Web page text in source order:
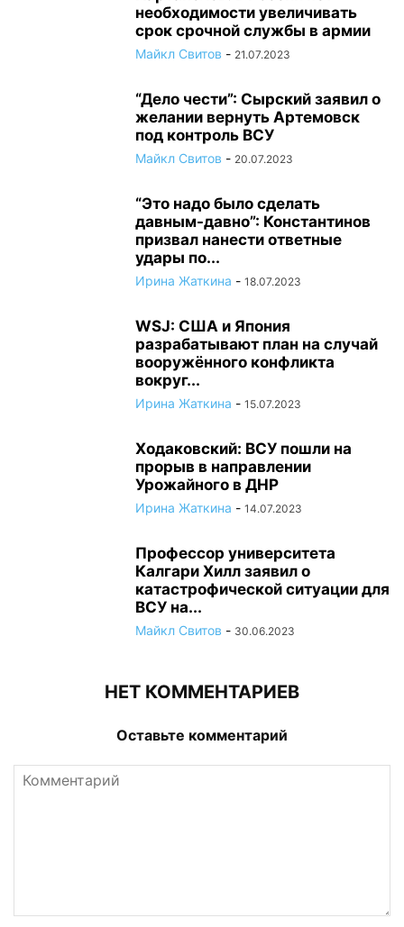
необходимости увеличивать
срок срочной службы в армии
Майкл Свитов - 21.07.2023
“Дело чести”: Сырский заявил о
желании вернуть Артемовск
под контроль ВСУ
Майкл Свитов - 20.07.2023
“Это надо было сделать
давным-давно”: Константинов
призвал нанести ответные
удары по...
Ирина Жаткина - 18.07.2023
WSJ: США и Япония
разрабатывают план на случай
вооружённого конфликта
вокруг...
Ирина Жаткина - 15.07.2023
Ходаковский: ВСУ пошли на
прорыв в направлении
Урожайного в ДНР
Ирина Жаткина - 14.07.2023
Профессор университета
Калгари Хилл заявил о
катастрофической ситуации для
ВСУ на...
Майкл Свитов - 30.06.2023
НЕТ КОММЕНТАРИЕВ
Оставьте комментарий